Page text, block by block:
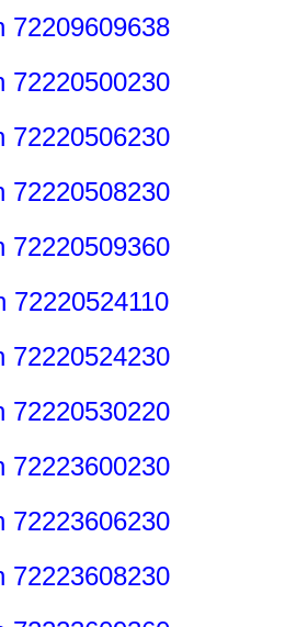
72209609638
72220500230
72220506230
72220508230
72220509360
72220524110
72220524230
72220530220
72223600230
72223606230
72223608230